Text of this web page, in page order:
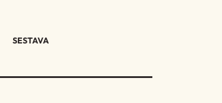
SESTAVA